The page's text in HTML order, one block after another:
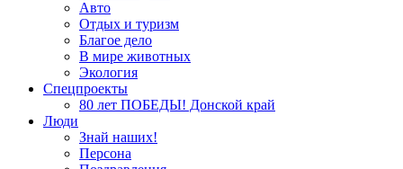
Авто
Отдых и туризм
Благое дело
В мире животных
Экология
Спецпроекты
80 лет ПОБЕДЫ! Донской край
Люди
Знай наших!
Персона